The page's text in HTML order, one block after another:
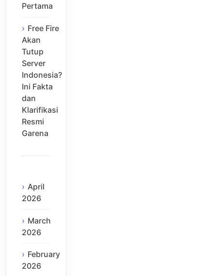
Pertama
Free Fire
Akan
Tutup
Server
Indonesia?
Ini Fakta
dan
Klarifikasi
Resmi
Garena
April
2026
March
2026
February
2026